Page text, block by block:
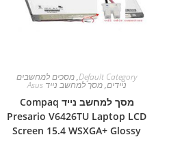
Default Category
,מסכים למחשבים
ניידים,מסך למחשב נייד Asus
מסך למחשב נייד Compaq
Presario V6426TU Laptop LCD
Screen 15.4 WSXGA+ Glossy